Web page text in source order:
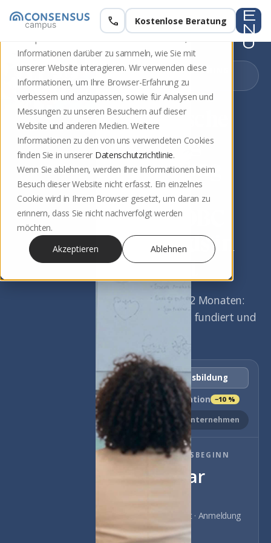
Diese Website speichert Cookies auf Ihrem
Informationen darüber zu sammeln, wie Sie mit
unserer Website interagieren. Wir verwenden diese
Informationen, um Ihre Browser-Erfahrung zu
verbessern und anzupassen, sowie für Analysen und
Messungen zu unseren Besuchern auf dieser
Website und anderen Medien. Weitere
Informationen zu den von uns verwendeten Cookies
finden Sie in unserer Datenschutzrichtlinie.
Wenn Sie ablehnen, werden Ihre Informationen beim
Besuch dieser Website nicht erfasst. Ein einzelnes
Cookie wird in Ihrem Browser gesetzt, um daran zu
erinnern, dass Sie nicht nachverfolgt werden
möchten.
Akzeptieren
Ablehnen
call Kostenlose Beratung
e
n
u
STUTTGART · COACHING-
AUSBILDUNG
Systemische
Coaching-
Ausbildung
nach
DBVC/IOBC
Standards in
Stuttgart
180 Stunden in 12 Monaten:
berufsbegleitend, fundiert und
Coaching-Ausbildung
Bundle + Mediation −10 %
Privat Unternehmen
NÄCHSTER KURSBEGINN
12. Januar
Präsenz · Stuttgart · Anmeldung
offen